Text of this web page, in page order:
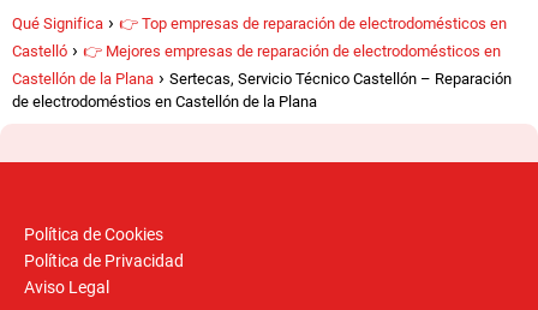
Qué Significa
👉 Top empresas de reparación de electrodomésticos en
Castelló
👉 Mejores empresas de reparación de electrodomésticos en
Castellón de la Plana
Sertecas, Servicio Técnico Castellón – Reparación
de electrodoméstios en Castellón de la Plana
Política de Cookies
Política de Privacidad
Aviso Legal